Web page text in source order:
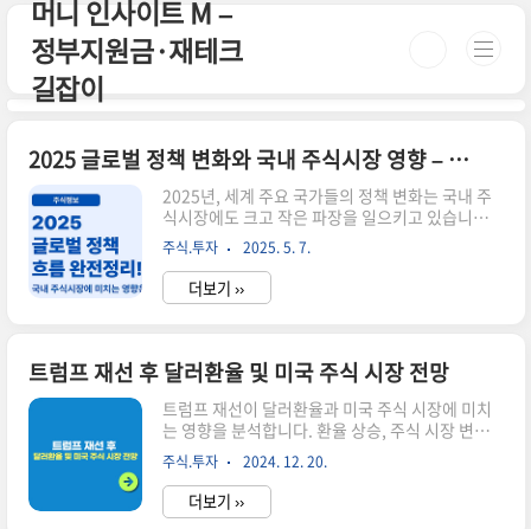
본문 바로가기
머니 인사이트 M –
정부지원금·재테크
길잡이
2025 글로벌 정책 변화와 국내 주식시장 영향 – 꼭 짚고 넘어가야 할 3가지
2025년, 세계 주요 국가들의 정책 변화는 국내 주
식시장에도 크고 작은 파장을 일으키고 있습니다.
미국의 금리 정책 변화, ESG 규제 강화, 글로벌 무
역 정책 전환 등은 국내 증권사와 투자자 모두에게
새로운 변수로 작용하고 있는데요. 이번 글에서는
글로벌 정책 변화가 국내 주식시장에 어떤 영향을
과 유동성 변화2025년 미국 연준(Fed)은 인플레
이션을 억제하기 위한 추가 금리 인상 가능성을 시
사했습니다. 이는 전 세계 자금 흐름에 직접적인 영
향을 미치며, 특히 한국 주식시장의 외국인 투자 유
입에도 큰 영향을 줍니다.전략 포인트: 고금리 시대
에는 배당주 중심의 보수적 포트폴리오가 유리합니
다.🌱 ② ..
주식.투자 2025. 5. 7.
더보기 ››
트럼프 재선 후 달러환율 및 미국 주식 시장 전망
트럼프 재선이 달러환율과 미국 주식 시장에 미치
는 영향을 분석합니다. 환율 상승, 주식 시장 변동
성, 산업별 영향 등 주요 변화를 살펴보고 투자자들
이 주목해야 할 점들을 제시합니다.시간이 없으
신 분들은 아래 버튼으로 확인하세요!미국주식 세
금 알아보기!👆▼ 자세한 정보는 아래에서 계속 이
주식.투자 2024. 12. 20.
더보기 ››